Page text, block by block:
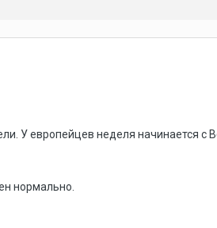
У европейцев неделя начинается с
нормально.